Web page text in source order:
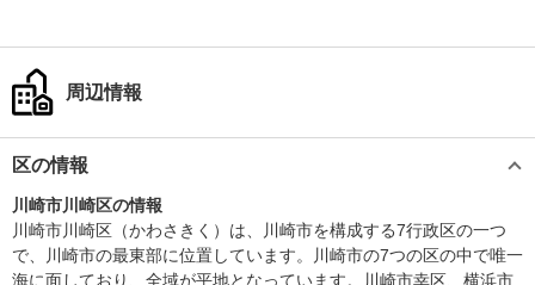
周辺情報
区の情報
川崎市川崎区の情報
川崎市川崎区（かわさきく）は、川崎市を構成する7行政区の一つ
で、川崎市の最東部に位置しています。川崎市の7つの区の中で唯一
海に面しており、全域が平地となっています。川崎市幸区、横浜市